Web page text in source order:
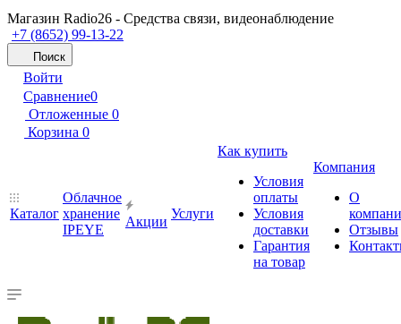
Магазин Radio26 - Средства связи, видеонаблюдение
+7 (8652) 99-13-22
Поиск
Войти
Сравнение0
Отложенные 0
Корзина 0
Каталог
Облачное
хранение
IPEYE
Акции
Услуги
Как купить
Условия
оплаты
Условия
доставки
Гарантия
на товар
Компания
О
Отзывы